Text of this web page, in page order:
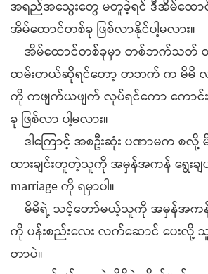
အရည်အသွေးတွေ မတူခဲ့ရင် ဒီအိမ်ထော
အိမ်ထောင်တစ်ခု ဖြစ်လာနိုင်ပါ့မလား။
အိမ်ထောင်တစ်ခုမှာ တစ်ဘက်သတ်
ထမ်းတယ်ဆိုရင်တော့ တဘက် က မိမိ
ကို ကဖျက်ယဖျက် လုပ်ရင်ကော ကော
ခု ဖြစ်လာ ပါ့မလား။
ဒါကြောင့် အစဦးဆုံး ပဏာမက စ
ထားချင်းတူတဲ့သူကို အမှန်အကန် ရွေးခ
marriage ကို ရမှာပါ။
မိမိရဲ့ သင့်တော်မယ့်သူကို အမှန်အကန်
ကို ပန်းစည်းလေး လက်ဆောင် ပေးလို့
တာပဲ။